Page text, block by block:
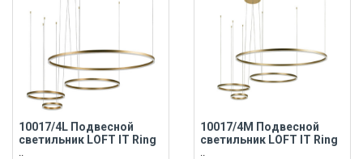
10017/4L Подвесной
светильник LOFT IT Ring
..
10017/4M Подвесной
светильник LOFT IT Ring
..